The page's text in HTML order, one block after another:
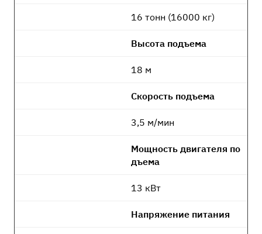
16 тонн (16000 кг)
Высота подъема
18 м
Скорость подъема
3,5 м/мин
Мощность двигателя по
дъема
13 кВт
Напряжение питания